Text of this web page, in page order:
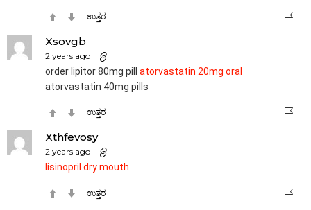
ಉತ್ತರ
Xsovgb
2 years ago
order lipitor 80mg pill atorvastatin 20mg oral
atorvastatin 40mg pills
ಉತ್ತರ
Xthfevosy
2 years ago
lisinopril dry mouth
ಉತ್ತರ